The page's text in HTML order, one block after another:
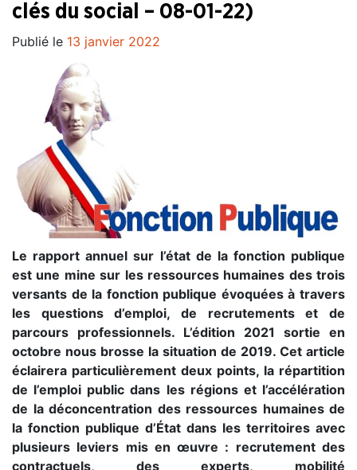
clés du social – 08-01-22)
Publié le 13 janvier 2022
Le rapport annuel sur l’état de la fonction publique
est une mine sur les ressources humaines des trois
versants de la fonction publique évoquées à travers
les questions d’emploi, de recrutements et de
parcours professionnels. L’édition 2021 sortie en
octobre nous brosse la situation de 2019. Cet article
éclairera particulièrement deux points, la répartition
de l’emploi public dans les régions et l’accélération
de la déconcentration des ressources humaines de
la fonction publique d’État dans les territoires avec
plusieurs leviers mis en œuvre : recrutement des
contractuels, des experts, mobilité